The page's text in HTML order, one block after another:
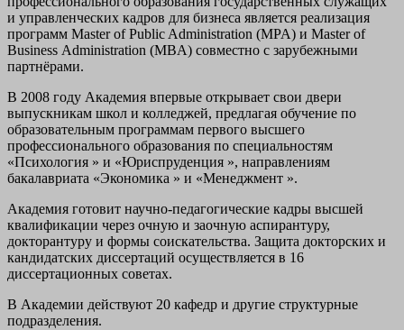
и управленческих кадров для бизнеса является реализация
программ Master of Public Administration (MPA) и Master of
Business Administration (MBA) совместно с зарубежными
партнёрами.
В 2008 году Академия впервые открывает свои двери
выпускникам школ и колледжей, предлагая обучение по
образовательным программам первого высшего
профессионального образования по специальностям
«Психология » и «Юриспруденция », направлениям
бакалавриата «Экономика » и «Менеджмент ».
Академия готовит научно-педагогические кадры высшей
квалификации через очную и заочную аспирантуру,
докторантуру и формы соискательства. Защита докторских и
кандидатских диссертаций осуществляется в 16
диссертационных советах.
В Академии действуют 20 кафедр и другие структурные
подразделения.